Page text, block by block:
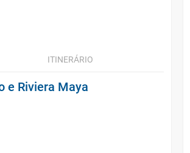
ITINERÁRIO
e Riviera Maya